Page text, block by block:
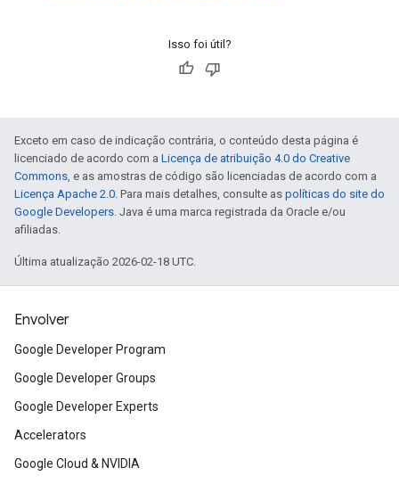
Isso foi útil?
Exceto em caso de indicação contrária, o conteúdo desta página é
licenciado de acordo com a Licença de atribuição 4.0 do Creative
Commons, e as amostras de código são licenciadas de acordo com a
Licença Apache 2.0. Para mais detalhes, consulte as políticas do site do
Google Developers. Java é uma marca registrada da Oracle e/ou
afiliadas.
Última atualização 2026-02-18 UTC.
Envolver
Google Developer Program
Google Developer Groups
Google Developer Experts
Accelerators
Google Cloud & NVIDIA